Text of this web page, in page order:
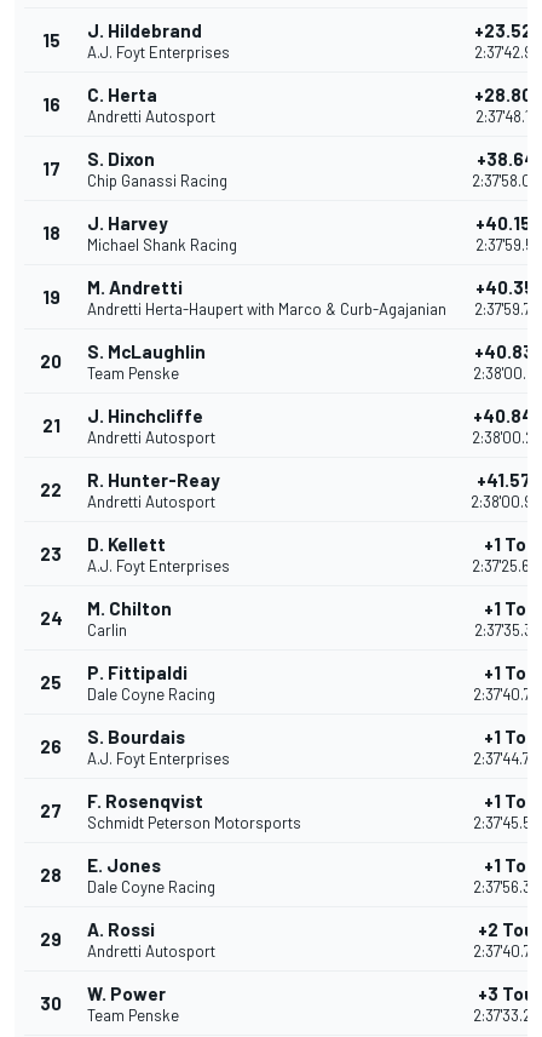
15 J. Hildebrand
A.J. Foyt Enterprises
16 C. Herta
Andretti Autosport
17 S. Dixon
Chip Ganassi Racing
18 J. Harvey
Michael Shank Racing
19 M. Andretti
Andretti Herta-Haupert with Marco & Curb-Agajanian
20 S. McLaughlin
Team Penske
21 J. Hinchcliffe
Andretti Autosport
22 R. Hunter-Reay
Andretti Autosport
23 D. Kellett
A.J. Foyt Enterprises
+1
24 M. Chilton
Carlin
+1
25 P. Fittipaldi
Dale Coyne Racing
+1
26 S. Bourdais
A.J. Foyt Enterprises
+1
27 F. Rosenqvist
Schmidt Peterson Motorsports
+1
28 E. Jones
Dale Coyne Racing
+1
29 A. Rossi
Andretti Autosport
+2
30 W. Power
Team Penske
+3